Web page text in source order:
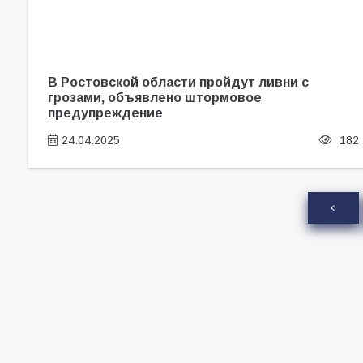
В Ростовской области пройдут ливни с
грозами, объявлено штормовое
предупреждение
24.04.2025 182